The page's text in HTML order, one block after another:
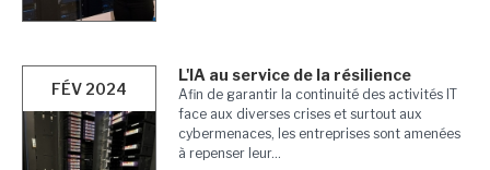
FÉV 2024
L'IA au service de la résilience
Afin de garantir la continuité des activités IT
face aux diverses crises et surtout aux
cybermenaces, les entreprises sont amenées
à repenser leur...